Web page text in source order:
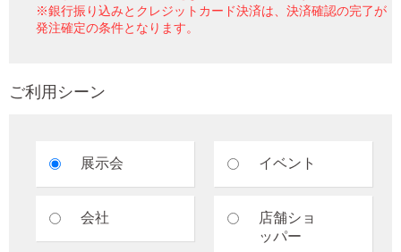
※銀行振り込みとクレジットカード決済は、決済確認の完了が
発注確定の条件となります。
ご利用シーン
展示会 イベント
会社
店舗ショ
ッパー